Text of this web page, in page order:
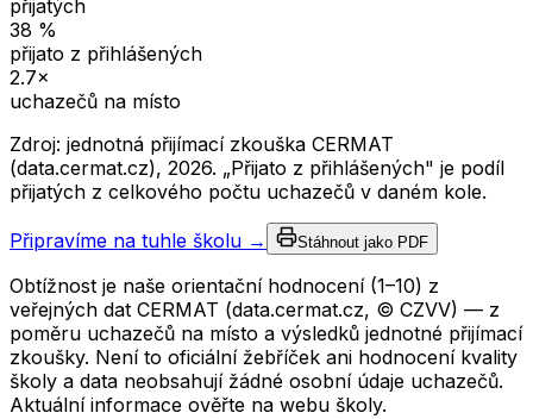
přijatých
38 %
přijato z přihlášených
2.7×
uchazečů na místo
Zdroj: jednotná přijímací zkouška CERMAT
(data.cermat.cz), 2026. „Přijato z přihlášených" je podíl
přijatých z celkového počtu uchazečů v daném kole.
Připravíme na tuhle školu → Stáhnout jako PDF
Obtížnost je naše orientační hodnocení (1–10) z
veřejných dat CERMAT (data.cermat.cz, © CZVV) — z
poměru uchazečů na místo a výsledků jednotné přijímací
zkoušky. Není to oficiální žebříček ani hodnocení kvality
školy a data neobsahují žádné osobní údaje uchazečů.
Aktuální informace ověřte na webu školy.